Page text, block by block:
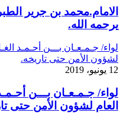
الامام.محمد بن جرير
يرحمه الله.
لواء/ جـمـعـان بـــن أحـمـد
لشؤون الأمن حتى تاريخه.
12 يونيو، 2019
لواء/ جـمـعـان بـــن
العام لشؤون الأمن حتى